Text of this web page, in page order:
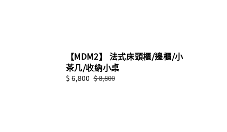
【MDM2】 法式床頭櫃/邊櫃/小
茶几/收納小桌
Sale
$ 6,800 Regular
$ 8,800